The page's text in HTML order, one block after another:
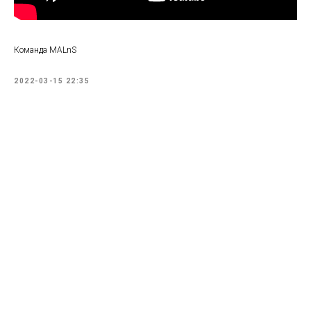
Команда MALnS
2022-03-15 22:35